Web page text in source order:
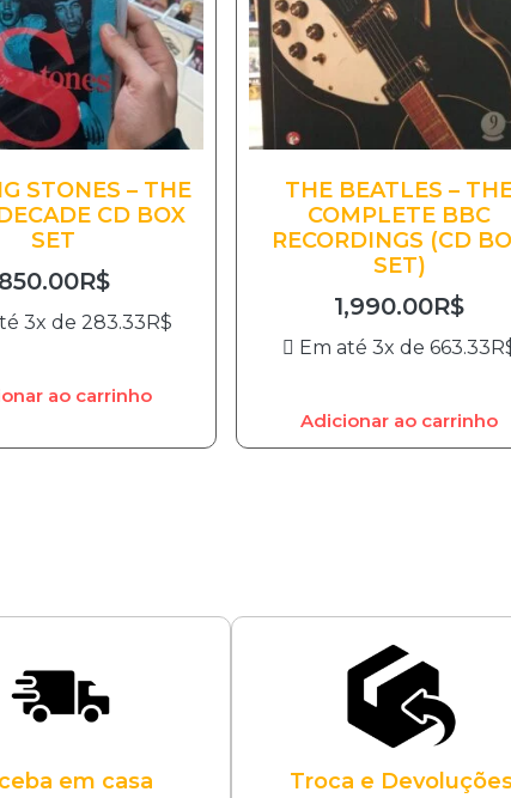
STONES – THE
CD BOX
SET
850.00R$
3x de 283.33R$
ao carrinho
THE BEATLES –
COMPLETE BBC
RECORDINGS (CD
SET)
1,990.00R$
Em até 3x de 663.33
Adicionar ao carrinho
em casa Troca e